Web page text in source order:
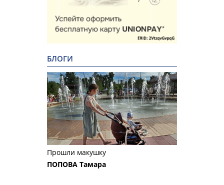
БЛОГИ
Прошли макушку
ПОПОВА Тамара